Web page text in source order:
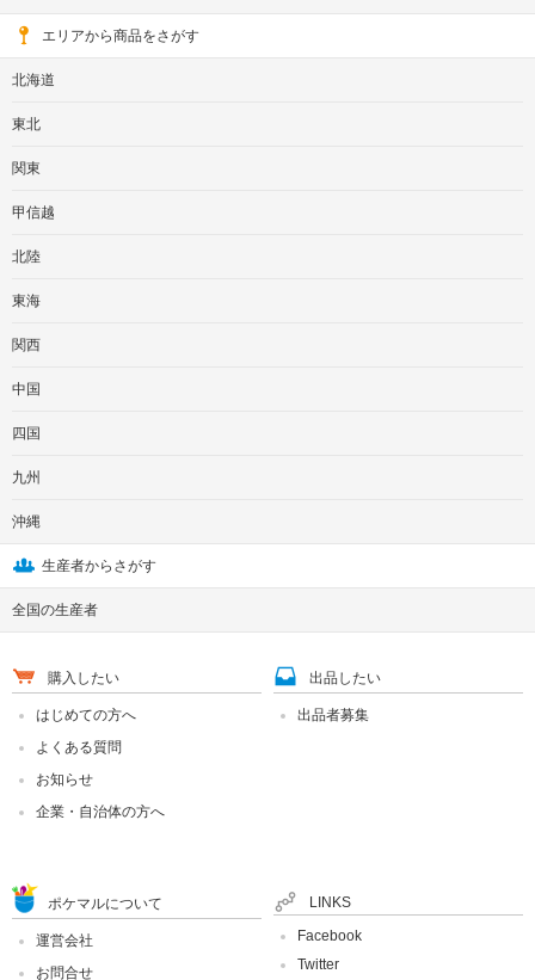
エリアから商品をさがす
北海道
東北
関東
甲信越
北陸
東海
関西
中国
四国
九州
沖縄
生産者からさがす
全国の生産者
購入したい
はじめての方へ
よくある質問
お知らせ
企業・自治体の方へ
出品したい
出品者募集
ポケマルについて
運営会社
お問合せ
LINKS
Facebook
Twitter